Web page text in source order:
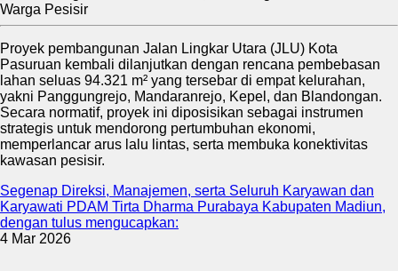
Proyek pembangunan Jalan Lingkar Utara (JLU) Kota
Pasuruan kembali dilanjutkan dengan rencana pembebasan
lahan seluas 94.321 m² yang tersebar di empat kelurahan,
yakni Panggungrejo, Mandaranrejo, Kepel, dan Blandongan.
Secara normatif, proyek ini diposisikan sebagai instrumen
strategis untuk mendorong pertumbuhan ekonomi,
memperlancar arus lalu lintas, serta membuka konektivitas
kawasan pesisir.
Segenap Direksi, Manajemen, serta Seluruh Karyawan dan
Karyawati PDAM Tirta Dharma Purabaya Kabupaten Madiun,
dengan tulus mengucapkan:
4 Mar 2026